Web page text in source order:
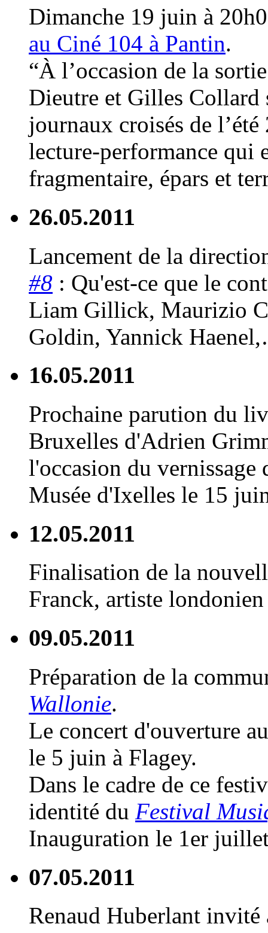
Dimanche 19 juin à
au Ciné 104 à Pantin.
“À l’occasion de la
Dieutre et Gilles Collard
journaux croisés de
lecture-performance qui
fragmentaire, épars et
26.05.2011
Lancement de la
#8 : Qu'est-ce que le
Liam Gillick, Maurizio
Goldin, Yannick
16.05.2011
Prochaine parution du
Bruxelles d'Adrien
l'occasion du
Musée d'Ixelles le 15
12.05.2011
Finalisation de la
Franck, artiste
09.05.2011
Préparation de la
Wallonie.
Le concert d'ouverture
le 5 juin à Flagey.
Dans le cadre de ce
identité du Festival
Inauguration le 1er
07.05.2011
Renaud Huberlant invité